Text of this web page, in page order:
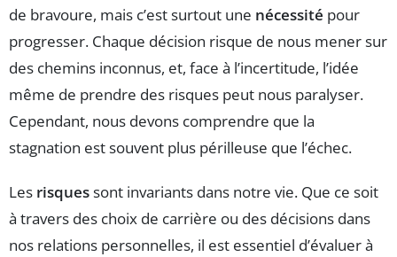
de bravoure, mais c’est surtout une nécessité pour
progresser. Chaque décision risque de nous mener sur
des chemins inconnus, et, face à l’incertitude, l’idée
même de prendre des risques peut nous paralyser.
Cependant, nous devons comprendre que la
stagnation est souvent plus périlleuse que l’échec.
Les risquessont invariants dans notre vie. Que ce soit
à travers des choix de carrière ou des décisions dans
nos relations personnelles, il est essentiel d’évaluer à